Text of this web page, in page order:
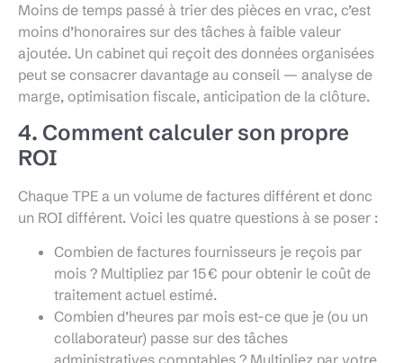
Moins de temps passé à trier des pièces en vrac, c’est
moins d’honoraires sur des tâches à faible valeur
ajoutée. Un cabinet qui reçoit des données organisées
peut se consacrer davantage au conseil — analyse de
marge, optimisation fiscale, anticipation de la clôture.
4. Comment calculer son propre
ROI
Chaque TPE a un volume de factures différent et donc
un ROI différent. Voici les quatre questions à se poser :
Combien de factures fournisseurs je reçois par
mois ? Multipliez par 15 € pour obtenir le coût de
traitement actuel estimé.
Combien d’heures par mois est-ce que je (ou un
collaborateur) passe sur des tâches